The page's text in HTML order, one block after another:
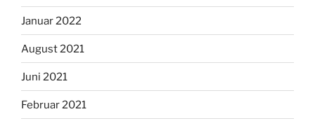
Januar 2022
August 2021
Juni 2021
Februar 2021